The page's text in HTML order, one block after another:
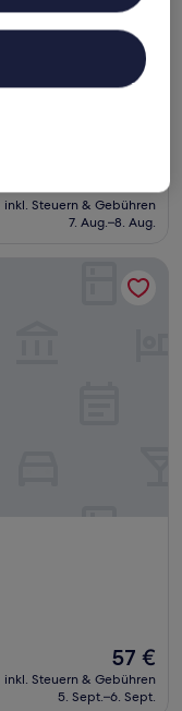
Preis
beträgt
inkl. Steuern & Gebühren
7. Aug.–8. Aug.
Der
Preis
beträgt
57 €
inkl. Steuern & Gebühren
5. Sept.–6. Sept.